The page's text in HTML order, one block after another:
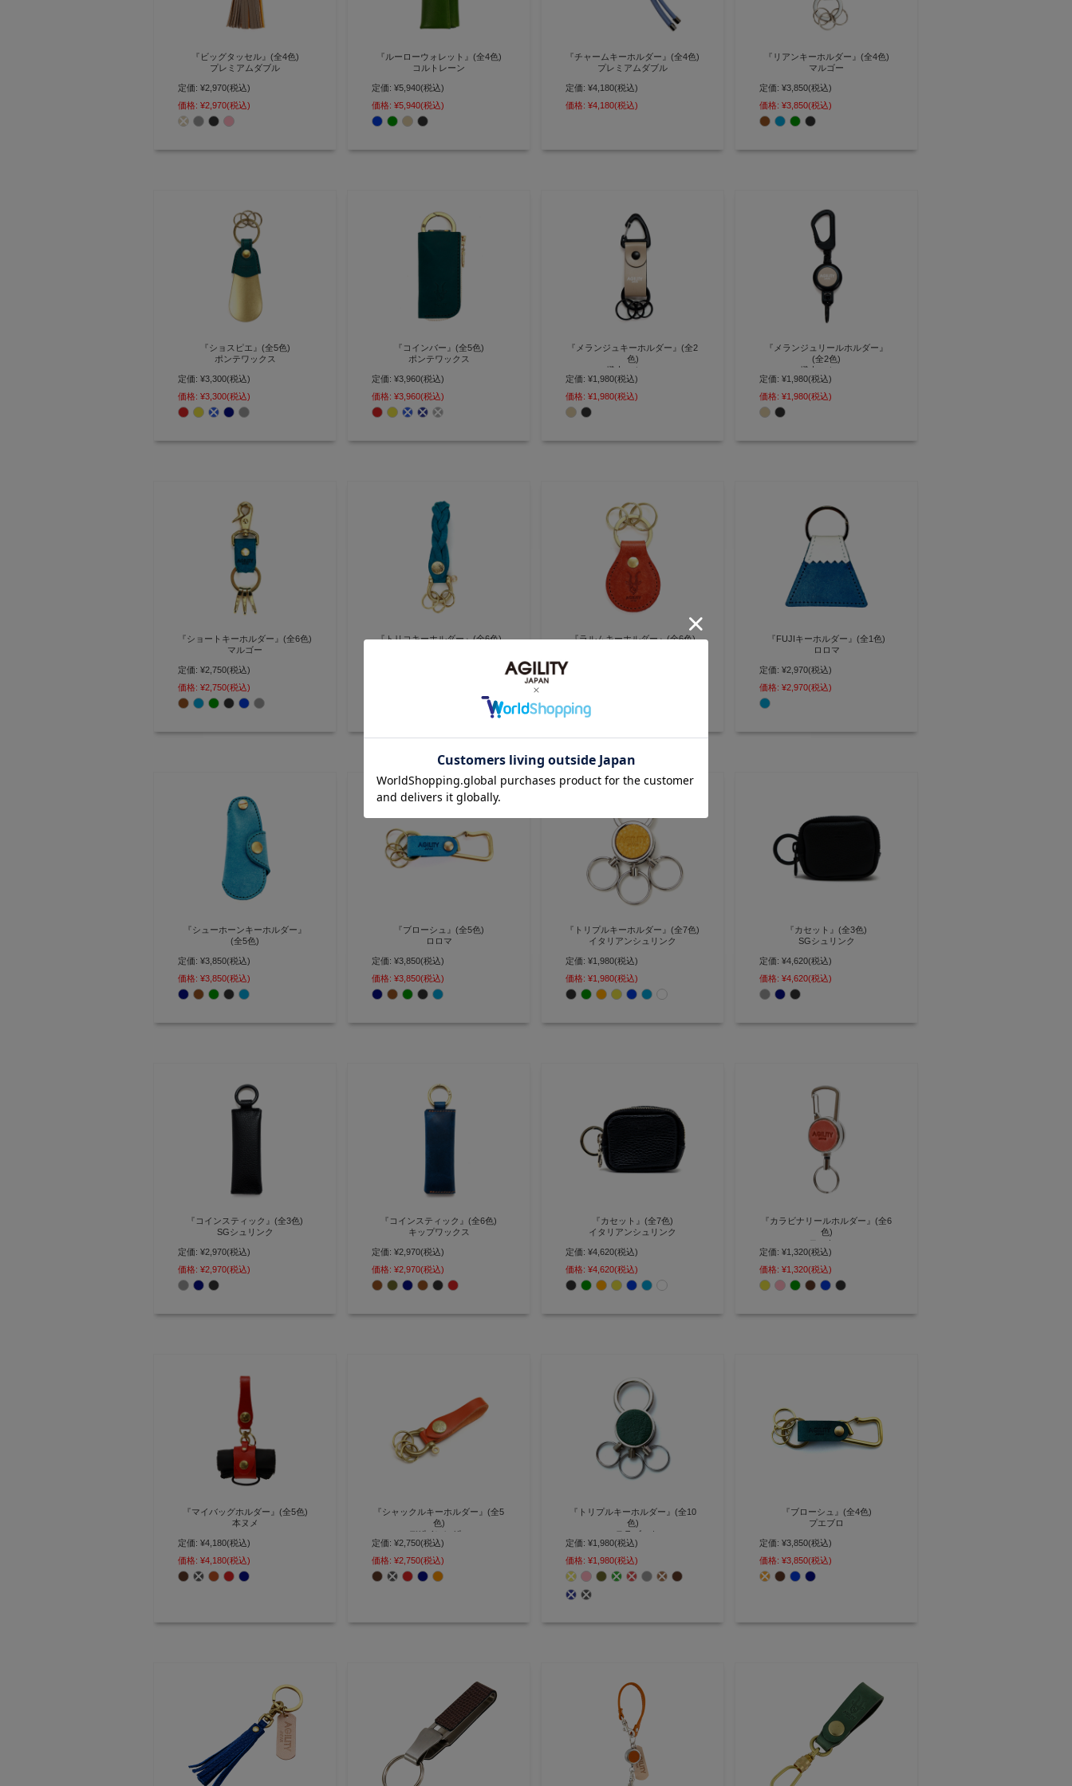
『ビッグタッセル』(全4色)
プレミアムダブル
バイカラーが映える 重厚感あふれ
る 本革ビッグタッセルチャーム
【AGILITY affa(アジリティ アッ
ファ)】(0856)[M便 3/5]
定価: ¥2,970(税込)
価格: ¥2,970(税込)
『ルーローウォレット』(全4色)
コルトレーン
お札をくるっとコンパクトに収
納・カラビナ付きキーホルダー財
布 【AGILITY affa(アジリティ ア
ッファ)】(1057)
定価: ¥5,940(税込)
価格: ¥5,940(税込)
『チャームキーホルダー』(全4色)
プレミアムダブル
バッグのアクセントにもなる2ト
ーンチャームキーホルダー
【AGILITY affa(アジリティ アッ
定価: ¥4,180(税込)
価格: ¥4,180(税込)
『リアンキーホルダー』(全4色)
マルゴー
重厚感のある金具がポイントのシ
ンプルレザーキーホルダー
【AGILITY affa(アジリティ アッ
ファ)】(0386)[M便 4/5]
定価: ¥3,850(税込)
価格: ¥3,850(税込)
『ショスピエ』(全5色)
ポンテワックス
鍵と一緒に携帯する「魅せる」真
鍮製シューホーンキーホルダー
【AGILITY affa(アジリティ アッ
ファ)】(0194)[M便 3/3]
定価: ¥3,300(税込)
価格: ¥3,300(税込)
『コインバー』(全5色)
ポンテワックス
小銭をコンパクトに身に着ける 小
銭入れとしても使えるカラビナ付
きキーホルダー【AGILITY affa(ア
ジリティ アッファ)】(0189) [M便
定価: ¥3,960(税込)
価格: ¥3,960(税込)
『メランジュキーホルダー』(全2
色)
撥水スムース
三角カラビナがポイント 撥水レザ
ーで雨の日も安心キーリング付き
キーホルダー【AGILITY affa(アジ
定価: ¥1,980(税込)
価格: ¥1,980(税込)
『メランジュリールホルダー』
(全2色)
撥水スムース
リールが伸びて便利に使える ロッ
ク付きカラビナリールキーホルダ
ー【AGILITY affa(アジリティ ア
定価: ¥1,980(税込)
価格: ¥1,980(税込)
『ショートキーホルダー』(全6色)
マルゴー
日常使いちょうど良い 3連フック
付きのシンプルキーホルダー
【AGILITY affa(アジリティ アッ
ファ)】(0616)[M便 3/5]
定価: ¥2,750(税込)
価格: ¥2,750(税込)
『トリコキーホルダー』(全6色)
革を編み込んで作ったキーリング
affa(アジリティ アッファ)】
『ラルムキーホルダー』(全6色)
ファ)】(0376)[M便 3/5]
定価:
『FUJIキーホルダー』(全1色)
ロロマ
日本のシンボル『富士山』を革で
再現したキーホルダー【AGILITY
affa(アジリティ アッファ)】
定価: ¥2,970(税込)
価格: ¥2,970(税込)
『シューホーンキーホルダー』
(全5色)
真鍮製の靴べらが付いた 3連フッ
クのキーホルダー【AGILITY
affa(アジリティアッファ)】(1592)
定価: ¥3,850(税込)
価格: ¥3,850(税込)
『ブローシュ』(全5色)
ロロマ
着脱に便利なカラビナに レザーを
あしらったカラビナ型キーホルダ
ー【AGILITY affa(アジリティアッ
ファ)】(0175)[M便 3/3]
定価: ¥3,850(税込)
価格: ¥3,850(税込)
『トリプルキーホルダー』(全7色)
イタリアンシュリンク
全面のレザーがワンポイント 分離
して使えるスライド式キーホルダ
ー【AGILITY affa(アジリティ ア
ッファ)】(0298)[M便 3/3]
定価: ¥1,980(税込)
価格: ¥1,980(税込)
『カセット』(全3色)
SGシュリンク
ワイヤレスイヤホンの携帯に便利
な本革製カラビナ付きミニポーチ
AGILITY affa(アジリティ アッフ
定価: ¥4,620(税込)
価格: ¥4,620(税込)
『コインスティック』(全3色)
SGシュリンク
小銭を20枚収納可能、スリムなフ
ォルムの小銭入れ【AGILITY
affa(アジリティ アッファ)】
定価: ¥2,970(税込)
価格: ¥2,970(税込)
『コインスティック』(全6色)
キップワックス
小銭を20枚収納可能、スリムなフ
ォルムの小銭入れ【AGILITY
affa(アジリティ アッファ)】
(1130)[M便 3/3]
定価: ¥2,970(税込)
価格: ¥2,970(税込)
『カセット』(全7色)
イタリアンシュリンク
ワイヤレスイヤホンの携帯に便利
な本革製 カラビナ付きミニポーチ
【AGILITY affa(アジリティ アッ
ファ)】(0358)
定価: ¥4,620(税込)
価格: ¥4,620(税込)
『カラビナリールホルダー』(全6
色)
モストロ
ワンポイントがお洒落なカラビナ
式リールホルダー【AGILITY
affa(アジリティアッファ)】(0591)
定価: ¥1,320(税込)
価格: ¥1,320(税込)
『マイバッグホルダー』(全5色)
本ヌメ
「もう忘れない」 エコバッグをア
クセサリー感覚で携帯するキーホ
ルダー【AGILITY affa(アジリティ
アッファ)】(1595)[M便 3/3]
定価: ¥4,180(税込)
価格: ¥4,180(税込)
『シャックルキーホルダー』(全5
色)
デザインレザー
真鍮製のシャックル(U字金具)が
モチーフのキーホルダー
【AGILITY affa(アジリティアッフ
定価: ¥2,750(税込)
価格: ¥2,750(税込)
『トリプルキーホルダー』(全10
色)
ステラゴート
全面のレザーがワンポイント 分離
して使えるスライド式キーホルダ
ー【AGILITY affa(アジリティアッ
ファ)】(0298)[M便 3/3]
定価: ¥1,980(税込)
価格: ¥1,980(税込)
『ブローシュ』(全4色)
プエブロ
着脱に便利なカラビナに レザーを
あしらったカラビナ型キーホルダ
ー【AGILITY affa(アジリティアッ
ファ)】(0175)[M便 3/3]
定価: ¥3,850(税込)
価格: ¥3,850(税込)